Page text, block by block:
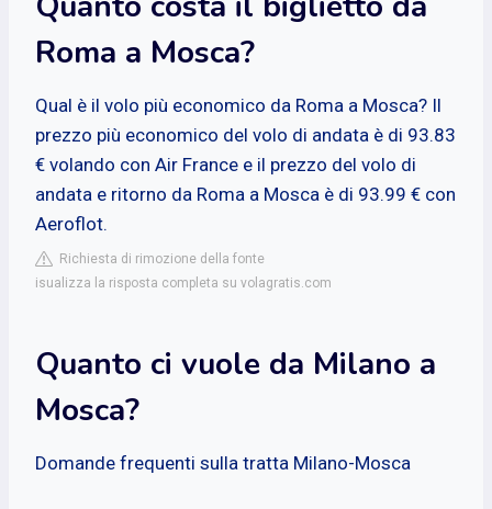
Roma a Mosca?
Qual è il volo più economico da Roma a Mosca? Il
prezzo più economico del volo di andata è di 93.83
€ volando con Air France e il prezzo del volo di
andata e ritorno da Roma a Mosca è di 93.99 € con
Aeroflot.
Richiesta di rimozione della fonte
isualizza la risposta completa su volagratis.com
Quanto ci vuole da Milano a
Mosca?
Domande frequenti sulla tratta Milano-Mosca